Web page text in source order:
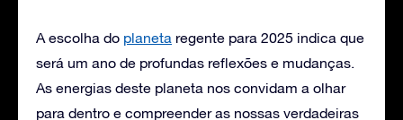
A escolha do planeta regente para 2025 indica que
será um ano de profundas reflexões e mudanças.
As energias deste planeta nos convidam a olhar
para dentro e compreender as nossas verdadeiras